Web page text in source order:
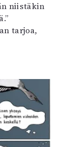
niistäkin
tarjoa,